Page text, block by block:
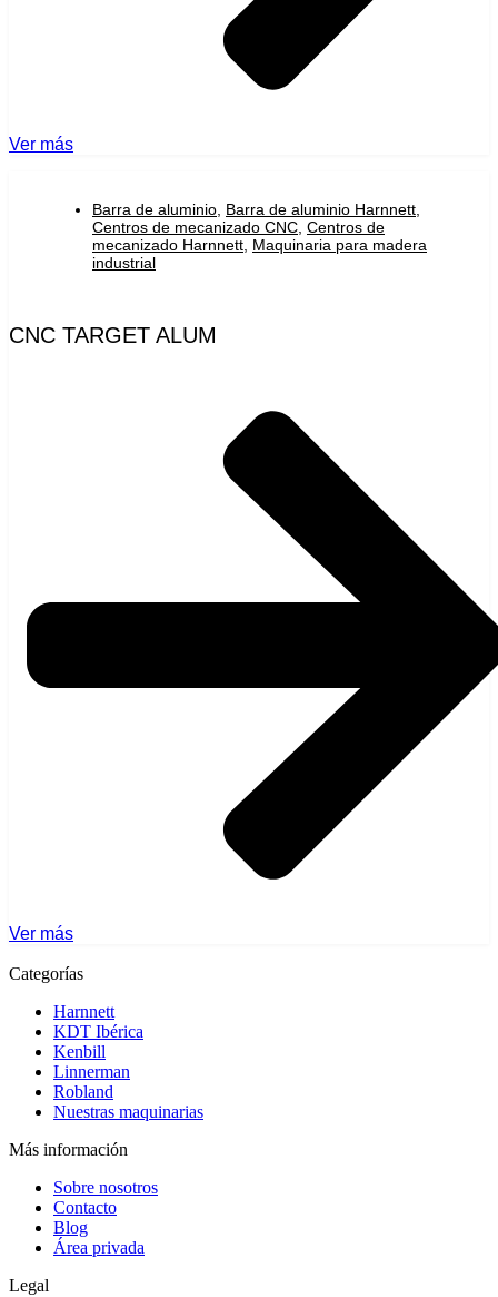
Ver más
Barra de aluminio Barra de aluminio Harnnett
Centros de mecanizado CNC Centros de
mecanizado Harnnett Maquinaria para madera
industrial
CNC TARGET ALUM
Ver más
Categorías
Harnnett
KDT Ibérica
Kenbill
Linnerman
Robland
Nuestras maquinarias
Más información
Sobre nosotros
Contacto
Blog
Área privada
Legal